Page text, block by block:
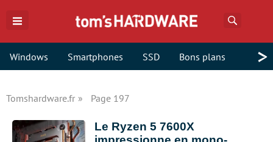
Windows Smartphones SSD Bons plans >
Tomshardware.fr Page 197
Le Ryzen 5 7600X